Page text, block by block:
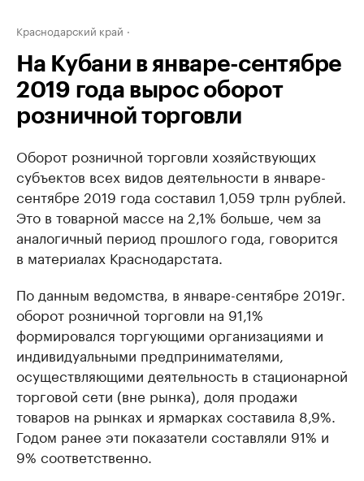
Краснодарский край
На Кубани в январе-сентябре
2019 года вырос оборот
розничной торговли
Оборот розничной торговли хозяйствующих
субъектов всех видов деятельности в январе-
сентябре 2019 года составил 1,059 трлн рублей.
Это в товарной массе на 2,1% больше, чем за
аналогичный период прошлого года, говорится
в материалах Краснодарстата.
По данным ведомства, в январе-сентябре 2019г.
оборот розничной торговли на 91,1%
формировался торгующими организациями и
индивидуальными предпринимателями,
осуществляющими деятельность в стационарной
торговой сети (вне рынка), доля продажи
товаров на рынках и ярмарках составила 8,9%.
Годом ранее эти показатели составляли 91% и
9% соответственно.